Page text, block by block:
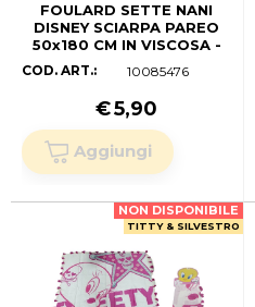
FOULARD SETTE NANI
DISNEY SCIARPA PAREO
50x180 CM IN VISCOSA -
COD. ART.: 10085476
€5,90
TITTY & SILVESTRO
NON DISPONIBILE